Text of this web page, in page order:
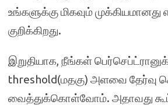
உங்களுக்கு மிகவும்
குறிக்கிறது.
இறுதியாக, நீங்கள்
threshold(மதகு) அளவை தேர்வு
வைத்துக்கொள்வோம். அதாவது